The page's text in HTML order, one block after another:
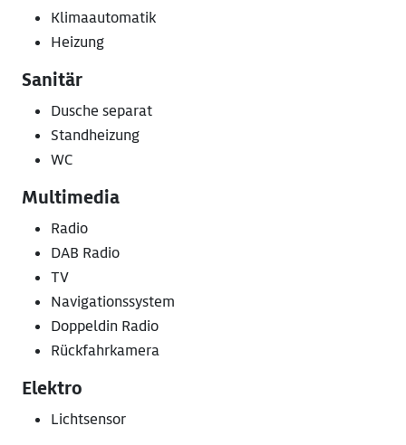
Klimaautomatik
Heizung
Sanitär
Dusche separat
Standheizung
WC
Multimedia
Radio
DAB Radio
TV
Navigationssystem
Doppeldin Radio
Rückfahrkamera
Elektro
Lichtsensor